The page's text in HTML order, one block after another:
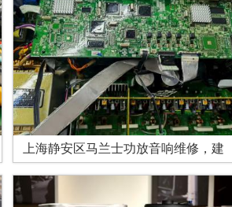
上海静安区马兰士功放音响维修，建